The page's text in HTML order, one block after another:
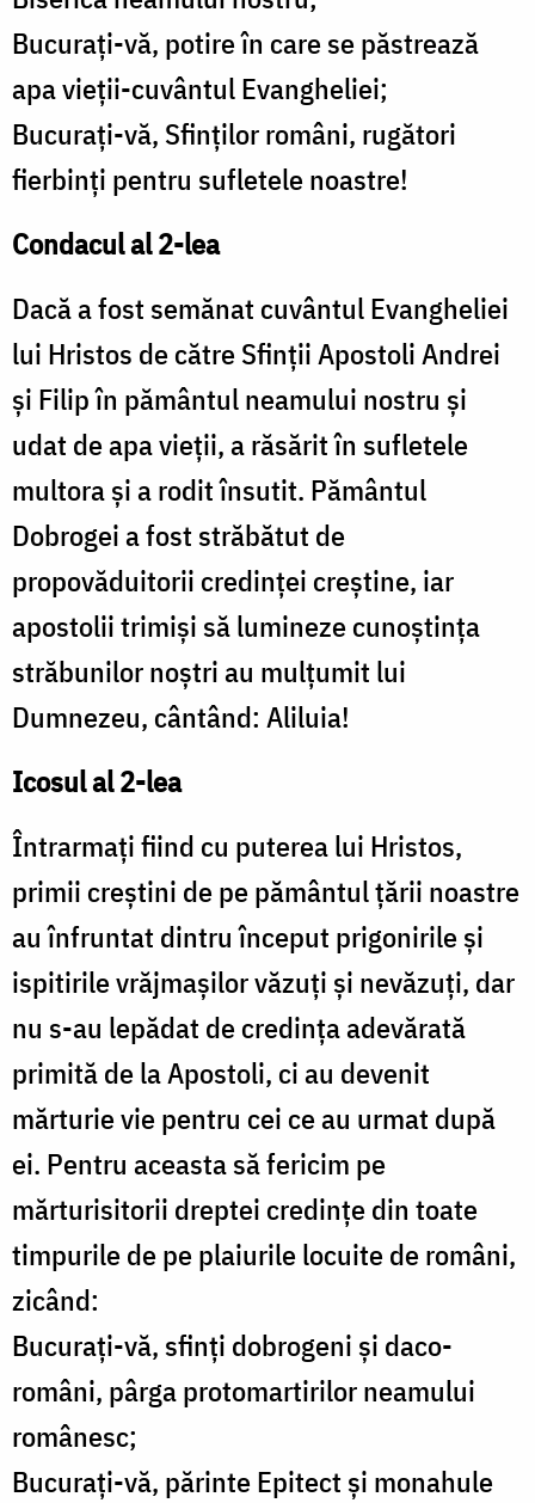
Bucuraţi-vă, potire în care se păstrează
apa vieţii-cuvântul Evangheliei;
Bucuraţi-vă, Sfinţilor români, rugători
fierbinţi pentru sufletele noastre!
Condacul al 2-lea
Dacă a fost semănat cuvântul Evangheliei
lui Hristos de către Sfinţii Apostoli Andrei
şi Filip în pământul neamului nostru şi
udat de apa vieţii, a răsărit în sufletele
multora şi a rodit însutit. Pământul
Dobrogei a fost străbătut de
propovăduitorii credinţei creştine, iar
apostolii trimişi să lumineze cunoştinţa
străbunilor noştri au mulţumit lui
Dumnezeu, cântând: Aliluia!
Icosul al 2-lea
Întrarmaţi fiind cu puterea lui Hristos,
primii creştini de pe pământul ţării noastre
au înfruntat dintru început prigonirile şi
ispitirile vrăjmaşilor văzuţi şi nevăzuţi, dar
nu s-au lepădat de credinţa adevărată
primită de la Apostoli, ci au devenit
mărturie vie pentru cei ce au urmat după
ei. Pentru aceasta să fericim pe
mărturisitorii dreptei credinţe din toate
timpurile de pe plaiurile locuite de români,
zicând:
Bucuraţi-vă, sfinţi dobrogeni şi daco-
români, pârga protomartirilor neamului
românesc;
Bucuraţi-vă, părinte Epitect şi monahule